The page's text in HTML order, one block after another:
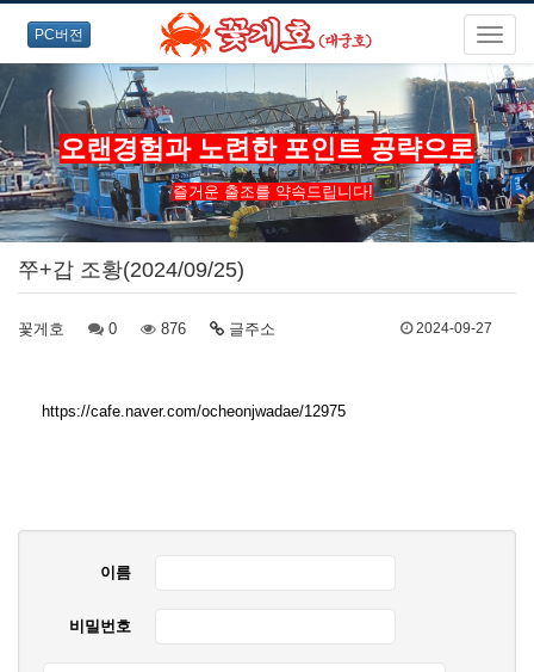
PC버전
오랜경험과 노련한 포인트 공략으로
즐거운 출조를 약속드립니다!
쭈+갑 조황(2024/09/25)
꽃게호 0 876 글주소 2024-09-27
https://cafe.naver.com/ocheonjwadae/12975
이름
비밀번호